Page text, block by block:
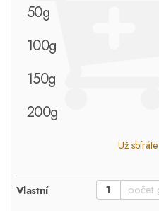
50g
100g
150g
200g
Už
Vlastní